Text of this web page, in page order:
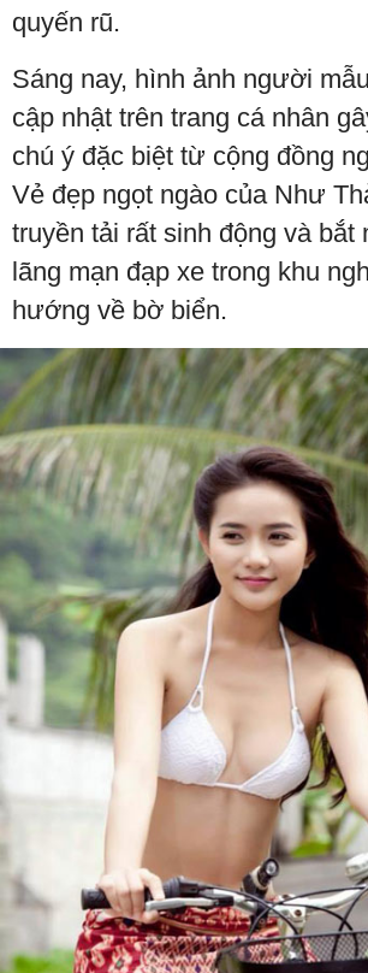
quyến rũ.
Sáng nay, hình ảnh người
cập nhật trên trang cá nhân
chú ý đặc biệt từ cộng đồng
Vẻ đẹp ngọt ngào của Như
truyền tải rất sinh động và bắt
lãng mạn đạp xe trong khu
hướng về bờ biển.